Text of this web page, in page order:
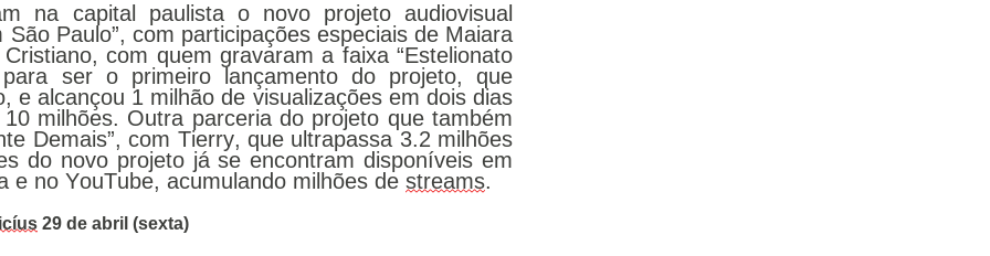
na capital paulista o novo projeto audiovisual
Paulo”, com participações especiais de Maiara
com quem gravaram a faixa “Estelionato
ser o primeiro lançamento do projeto, que
e alcançou 1 milhão de visualizações em dois dias
milhões. Outra parceria do projeto que também
Demais”, com Tierry, que ultrapassa 3.2 milhões
do novo projeto já se encontram disponíveis em
e no YouTube, acumulando milhões de streams.
29 de abril (sexta)